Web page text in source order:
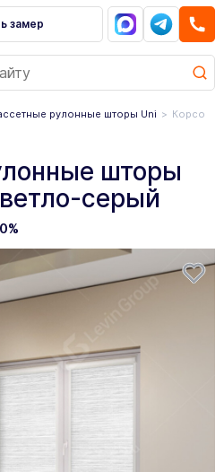
замер
рулонные шторы Uni
Корсо
шторы
серый